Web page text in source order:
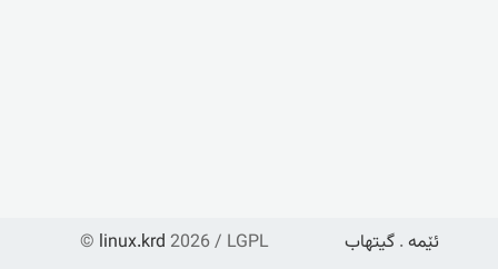
© linux.krd 2026 / LGPL ئێمە . گیتهاب